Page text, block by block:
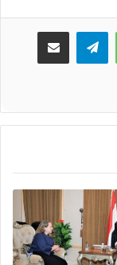
واتسابتيلقرام مشاركة عبر البريد